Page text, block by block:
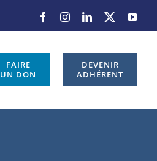
FAIRE
UN DON
DEVENIR
ADHÉRENT